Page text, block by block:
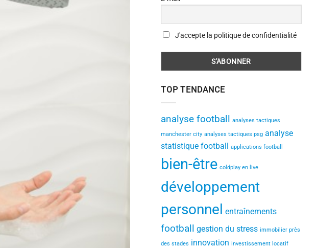
J'accepte la politique de confidentialité
TOP TENDANCE
analyse football analyses tactiques
manchester city analyses tactiques psg analyse
statistique football applications football
bien-être coldplay en live
développement
personnel entraînements
football gestion du stress immobilier près
des stades innovation investissement locatif